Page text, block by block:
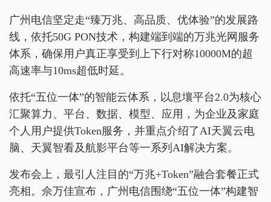
广州电信坚定走“臻万兆、高品质、优体验”的发展路
线，依托50G PON技术，构建端到端的万兆光网服务
体系，确保用户真正享受到上下行对称10000M的超
高速率与10ms超低时延。
依托“五位一体”的智能云体系，以息壤平台2.0为核心
汇聚算力、平台、数据、模型、应用，为企业及家庭
个人用户提供Token服务，并重点介绍了AI天翼云电
脑、天翼智看及航影平台等一系列AI解决方案。
发布会上，最引人注目的“万兆+Token”融合套餐正式
亮相。佘万佳宣布，广州电信围绕“五位一体”构建智